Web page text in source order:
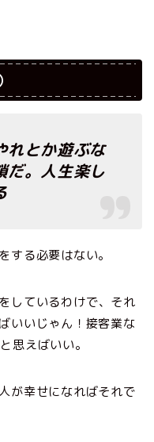
れとか遊ぶな
だ。人生楽し
する必要はない。
をしているわけで、それ
いいじゃん！接客業な
思えばいい。
が幸せになればそれで